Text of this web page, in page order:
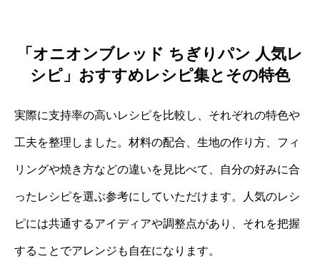
「オニオンブレッド ちぎりパン 人気レ
シピ」おすすめレシピ集とその特色
実際に支持率の高いレシピを比較し、それぞれの特色や
工夫を整理しました。材料の配合、生地の作り方、フィ
リングや焼き方などの違いを見比べて、自分の好みに合
ったレシピを選ぶ参考にしていただけます。人気のレシ
ピには共通するアイディアや調整点があり、それを把握
することでアレンジも自在になります。